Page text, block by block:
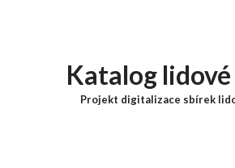
Katalog
Projekt digitalizace sbírek